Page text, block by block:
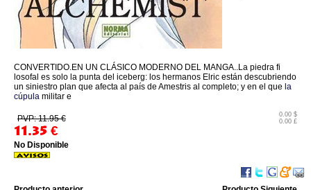
CONVERTIDO.EN UN CLÁSICO MODERNO DEL MANGA..La piedra fi
losofal es solo la punta del iceberg: los hermanos Elric están descubriendo
un siniestro plan que afecta al país de Amestris al completo; y en el que la
cúpula militar e
PVP: 11.95 €
11.35 €
0.00 $
0.00 £
No Disponible